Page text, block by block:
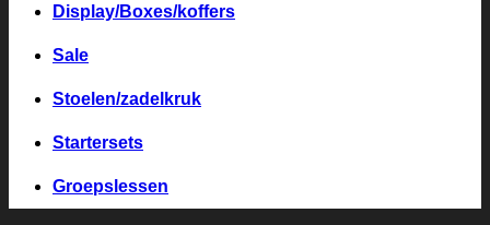
Display/Boxes/koffers
Sale
Stoelen/zadelkruk
Startersets
Groepslessen